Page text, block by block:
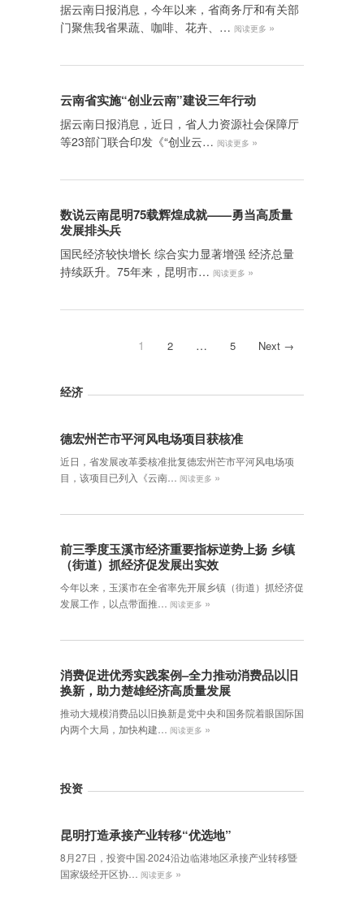
据云南日报消息，今年以来，省商务厅和有关部
门聚焦我省果蔬、咖啡、花卉、… 阅读更多 »
云南省实施“创业云南”建设三年行动
据云南日报消息，近日，省人力资源社会保障厅
等23部门联合印发《“创业云… 阅读更多 »
数说云南昆明75载辉煌成就——勇当高质量
发展排头兵
国民经济较快增长 综合实力显著增强 经济总量
持续跃升。75年来，昆明市… 阅读更多 »
1 2 … 5 Next →
经济
德宏州芒市平河风电场项目获核准
近日，省发展改革委核准批复德宏州芒市平河风电场项
目，该项目已列入《云南…
阅读更多 »
前三季度玉溪市经济重要指标逆势上扬 乡镇
（街道）抓经济促发展出实效
今年以来，玉溪市在全省率先开展乡镇（街道）抓经济促
发展工作，以点带面推…
阅读更多 »
消费促进优秀实践案例–全力推动消费品以旧
换新，助力楚雄经济高质量发展
推动大规模消费品以旧换新是党中央和国务院着眼国际国
内两个大局，加快构建…
阅读更多 »
投资
昆明打造承接产业转移“优选地”
8月27日，投资中国·2024沿边临港地区承接产业转移暨
国家级经开区协…
阅读更多 »